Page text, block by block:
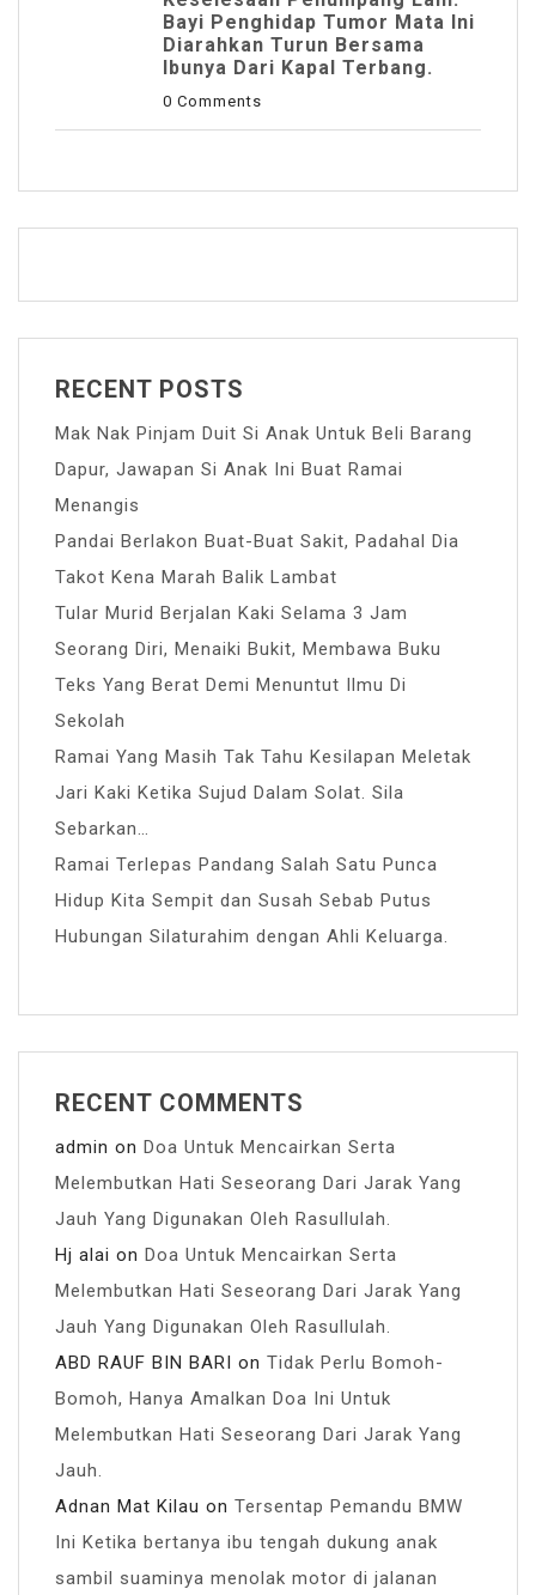
Bayi Penghidap Tumor Mata Ini
Diarahkan Turun Bersama
Ibunya Dari Kapal Terbang.
0 Comments
RECENT POSTS
Mak Nak Pinjam Duit Si Anak Untuk Beli Barang
Dapur, Jawapan Si Anak Ini Buat Ramai
Menangis
Pandai Berlakon Buat-Buat Sakit, Padahal Dia
Takot Kena Marah Balik Lambat
Tular Murid Berjalan Kaki Selama 3 Jam
Seorang Diri, Menaiki Bukit, Membawa Buku
Teks Yang Berat Demi Menuntut Ilmu Di
Sekolah
Ramai Yang Masih Tak Tahu Kesilapan Meletak
Jari Kaki Ketika Sujud Dalam Solat. Sila
Sebarkan…
Ramai Terlepas Pandang Salah Satu Punca
Hidup Kita Sempit dan Susah Sebab Putus
Hubungan Silaturahim dengan Ahli Keluarga.
RECENT COMMENTS
admin on Doa Untuk Mencairkan Serta
Melembutkan Hati Seseorang Dari Jarak Yang
Jauh Yang Digunakan Oleh Rasullulah.
Hj alai on Doa Untuk Mencairkan Serta
Melembutkan Hati Seseorang Dari Jarak Yang
Jauh Yang Digunakan Oleh Rasullulah.
ABD RAUF BIN BARI on Tidak Perlu Bomoh-
Bomoh, Hanya Amalkan Doa Ini Untuk
Melembutkan Hati Seseorang Dari Jarak Yang
Jauh.
Adnan Mat Kilau on Tersentap Pemandu BMW
Ini Ketika bertanya ibu tengah dukung anak
sambil suaminya menolak motor di jalanan